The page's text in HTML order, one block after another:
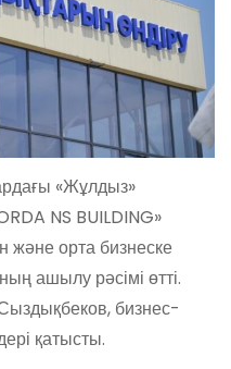
«Жұлдыз»
NS BUILDING»
орта бизнеске
ашылу рәсімі өтті.
бизнес-
қатысты.